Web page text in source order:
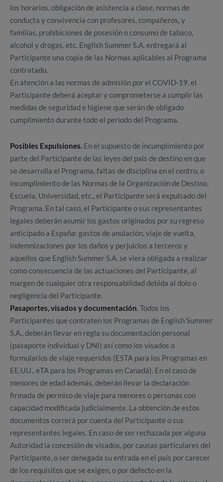
los horarios, obligación de asistencia a clase, normas de
conducta y convivencia con profesores, compañeros, y
familias, prohibiciones de posesión o consumo de tabaco,
alcohol y drogas, etc. English Summer S.A. entregará al
Participante una copia de las Normas aplicables al Programa
contratado.
En atención a las normas de admisión por el COVID-19, el
Participante deberá aceptar y comprometerse a cumplir las
medidas de seguridad e higiene que serán de obligado
cumplimiento durante todo el periodo del Programa.
Posibles Expulsiones. En el supuesto de incumplimiento por
parte del Participante de las leyes del país de destino en que
se desarrolla el Programa, faltas de disciplina en el centro, o
incumplimiento de las Normas de la Organización de Destino,
Escuela, Universidad, etc., el Participante será expulsado del
Programa. En tal caso, el Participante o sus representantes
legales deberán asumir los gastos originados por su regreso
anticipado a España: gastos de anulación, viaje de vuelta,
indemnizaciones por los daños y perjuicios a terceros y
aquellos que English Summer S.A. se viera obligada a realizar
como consecuencia de las actuaciones del Participante, al
margen de cualquier otra responsabilidad debida al dolo o
negligencia del Participante.
Pasaportes, visados y documentación. Todos los
Participantes que contraten los Programas de English Summer
S.A., deberán llevar en regla su documentación personal
(pasaporte individual y DNI) así como los visados o
formularios de viaje requeridos (ESTA para los Programas en
EE.UU., eTA para los Programas en Canadá). En el caso de
menores de edad además, deberán llevar la declaración
firmada de permiso de viaje para menores o personas con
capacidad modificada judicialmente. La obtención de estos
documentos correrá por cuenta del Participante o sus
representantes legales. En caso de ser rechazada por alguna
Autoridad la concesión de visados, por causas particulares del
Participante, o ser denegada su entrada en el país por carecer
de los requisitos que se exigen, o por defecto en la